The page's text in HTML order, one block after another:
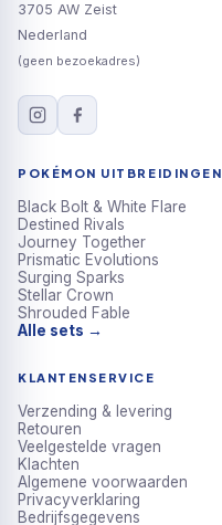
3705 AW Zeist
Nederland
(geen bezoekadres)
POKÉMON UITBREIDINGEN
Black Bolt & White Flare
Destined Rivals
Journey Together
Prismatic Evolutions
Surging Sparks
Stellar Crown
Shrouded Fable
Alle sets →
KLANTENSERVICE
Verzending & levering
Retouren
Veelgestelde vragen
Klachten
Algemene voorwaarden
Privacyverklaring
Bedrijfsgegevens